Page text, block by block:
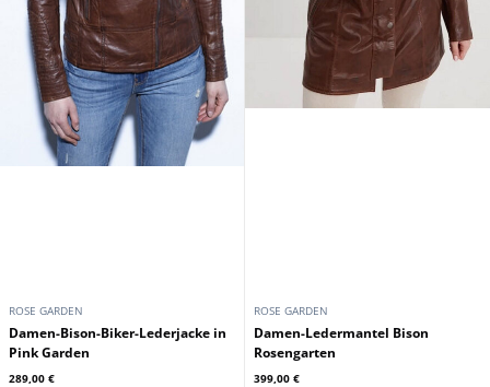
ROSE GARDEN
Damen-Bison-Biker-Lederjacke in
Pink Garden
289,00 €
ROSE GARDEN
Damen-Ledermantel Bison
Rosengarten
399,00 €